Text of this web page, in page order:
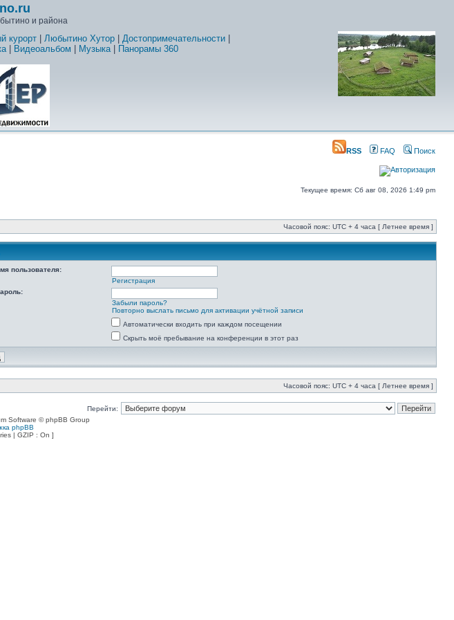
и района
курорт Любытино Хутор Достопримечательности
| Видеоальбом Музыка| Панорамы 360
RSS FAQ Поиск
Текущее время: Сб авг 08, 2026 1:49 pm
Часовой пояс: UTC + 4 часа [ Летнее время ]
пользователя:
Регистрация
Забыли пароль?
Повторно выслать письмо для активации учётной записи
Автоматически входить при каждом посещении
Скрыть моё пребывание на конференции в этот раз
Часовой пояс: UTC + 4 часа [ Летнее время ]
Перейти:
Software © phpBB Group
phpBB
| GZIP : On ]